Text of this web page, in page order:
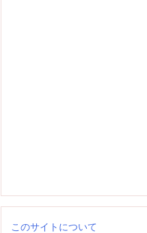
このサイトについて